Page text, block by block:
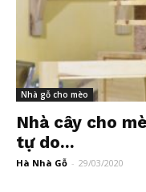
Nhà gỗ cho mèo
Nhà cây cho
tự do...
Hà Nhà Gỗ - 29/03/2020